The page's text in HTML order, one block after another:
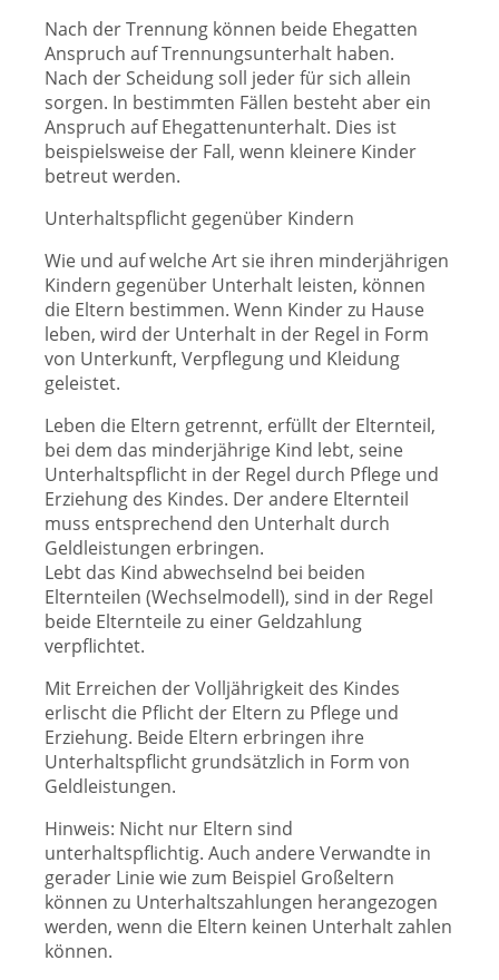
Nach der Trennung können beide Ehegatten
Anspruch auf Trennungsunterhalt haben.
Nach der Scheidung soll jeder für sich allein
sorgen. In bestimmten Fällen besteht aber ein
Anspruch auf Ehegattenunterhalt. Dies ist
beispielsweise der Fall, wenn kleinere Kinder
betreut werden.
Unterhaltspflicht gegenüber Kindern
Wie und auf welche Art sie ihren minderjährigen
Kindern gegenüber Unterhalt leisten, können
die Eltern bestimmen. Wenn Kinder zu Hause
leben, wird der Unterhalt in der Regel in Form
von Unterkunft, Verpflegung und Kleidung
geleistet.
Leben die Eltern getrennt, erfüllt der Elternteil,
bei dem das minderjährige Kind lebt, seine
Unterhaltspflicht in der Regel durch Pflege und
Erziehung des Kindes. Der andere Elternteil
muss entsprechend den Unterhalt durch
Geldleistungen erbringen.
Lebt das Kind abwechselnd bei beiden
Elternteilen (Wechselmodell), sind in der Regel
beide Elternteile zu einer Geldzahlung
verpflichtet.
Mit Erreichen der Volljährigkeit des Kindes
erlischt die Pflicht der Eltern zu Pflege und
Erziehung. Beide Eltern erbringen ihre
Unterhaltspflicht grundsätzlich in Form von
Geldleistungen.
Hinweis: Nicht nur Eltern sind
unterhaltspflichtig. Auch andere Verwandte in
gerader Linie wie zum Beispiel Großeltern
können zu Unterhaltszahlungen herangezogen
werden, wenn die Eltern keinen Unterhalt zahlen
können.